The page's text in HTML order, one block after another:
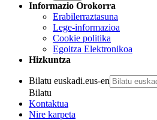
Informazio Orokorra
Erabilerraztasuna
Lege-informazioa
Cookie politika
Egoitza Elektronikoa
Hizkuntza
Bilatu euskadi.eus-en
Bilatu
Kontaktua
Nire karpeta